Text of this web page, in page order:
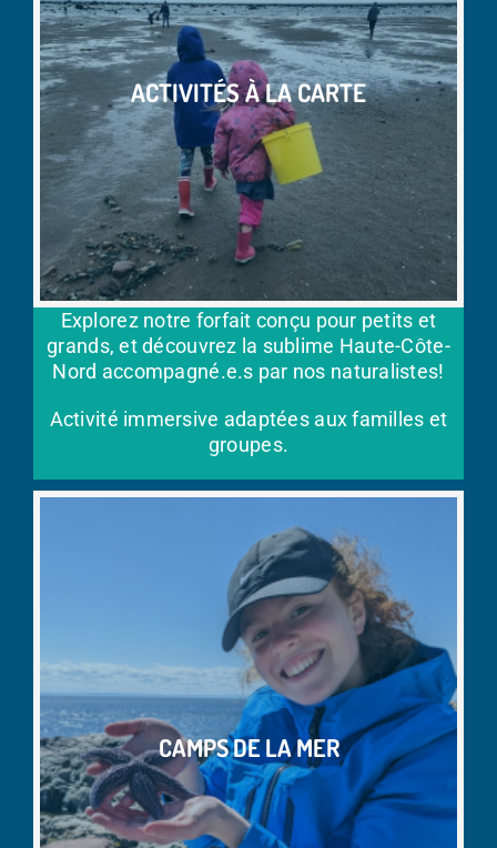
ACTIVITÉS À LA CARTE
Explorez notre forfait conçu pour petits et
grands, et découvrez la sublime Haute-Côte-
Nord accompagné.e.s par nos naturalistes!
Activité immersive adaptées aux familles et
groupes.
CAMPS DE LA MER